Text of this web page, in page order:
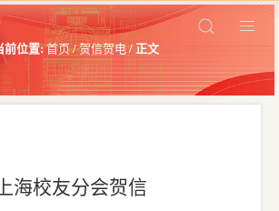
前位置:首页/贺信贺电/ 正文
上海校友分会贺信